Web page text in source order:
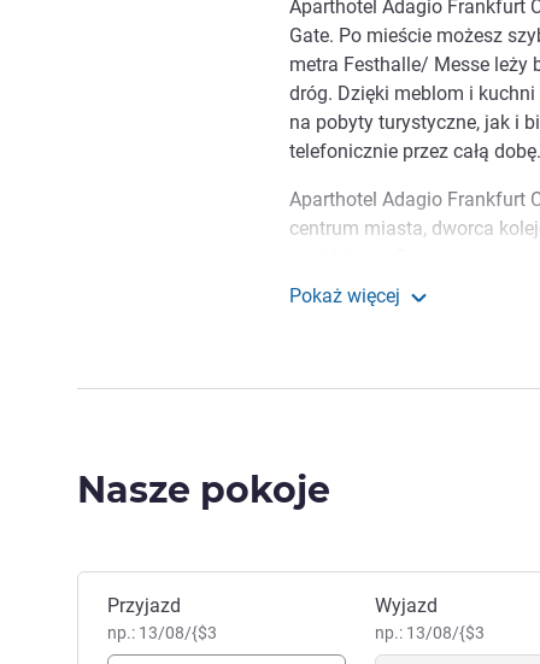
Aparthotel Adagio Frankfurt
Gate. Po mieście możesz
metra Festhalle/ Messe leży
dróg. Dzięki meblom i
na pobyty turystyczne, jak i
telefonicznie przez całą dobę.
Aparthotel Adagio Frankfurt
centrum miasta, dworca
wygodny dojazd
podziwiać niepowtarzalną
przydomek "Mainhatten".
doskonały widok na Frankfurt.
Manuela Martin,
Pokaż więcej
Nasze pokoje
Zarezerwuj ten hotel
Przyjazd
np.: 13/08/{$3
Wyjazd
np.: 13/08/{$3